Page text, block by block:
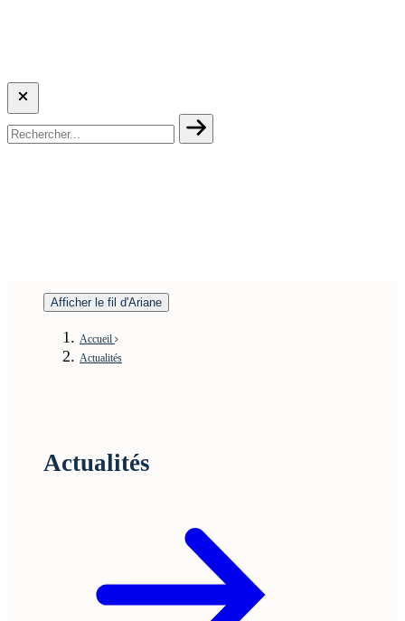
Afficher le fil d'Ariane
Accueil
Actualités
Actualités